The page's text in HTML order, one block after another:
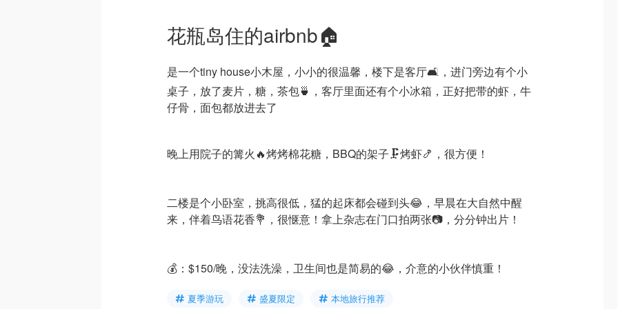
花瓶岛住的airbnb🏠
是一个tiny house小木屋，小小的很温馨，楼下是客厅🛋️，进门旁边有个小
桌子，放了麦片，糖，茶包🍵，客厅里面还有个小冰箱，正好把带的虾，牛
仔骨，面包都放进去了
晚上用院子的篝火🔥烤烤棉花糖，BBQ的架子🗜️烤虾🍤，很方便！
二楼是个小卧室，挑高很低，猛的起床都会碰到头😂，早晨在大自然中醒
来，伴着鸟语花香💐，很惬意！拿上杂志在门口拍两张📷，分分钟出片！
💰：$150/晚，没法洗澡，卫生间也是简易的😂，介意的小伙伴慎重！
夏季游玩 盛夏限定 本地旅行推荐